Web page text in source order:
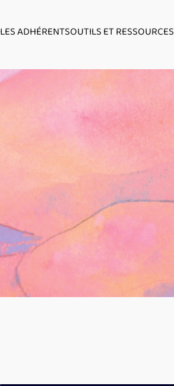
LES ADHÉRENTSOUTILS ET RESSOURCES